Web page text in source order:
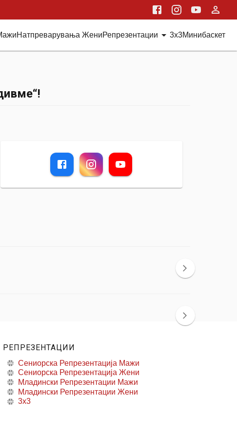
Натпреварувања ЖениРепрезентации 3x3Минибаскет
РЕПРЕЗЕНТАЦИИ
Сениорска Репрезентација Мажи
Сениорска Репрезентација Жени
Младински Репрезентации Мажи
Младински Репрезентации Жени
3x3